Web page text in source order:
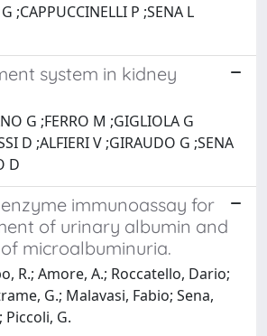
;CAPPUCCINELLI P ;SENA L
system in kidney
G ;FERRO M ;GIGLIOLA G
D ;ALFIERI V ;GIRAUDO G ;SENA
D
immunoassay for
of urinary albumin and
microalbuminuria.
R.; Amore, A.; Roccatello, Dario;
G.; Malavasi, Fabio; Sena,
G.